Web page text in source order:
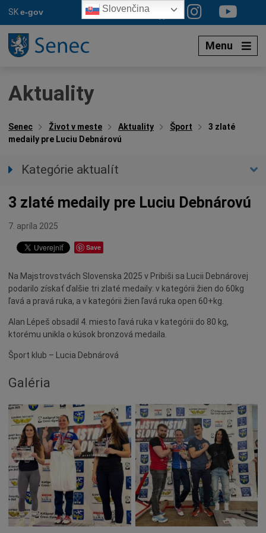
SKe-gov
Menu
Aktuality
Senec Život v meste Aktuality Šport
3 zlaté
medaily pre Luciu Debnárovú
Kategórie aktualít
Spravodajstvo
Parkovacia politika
Kultúra
Dotácie
Údržba
Oznamy
Mestský úrad
Primátor
Otázky a odpovede
Napísali o nás
Osobnosti
História
Ocenenia
Voľby
Šport
3 zlaté medaily pre Luciu Debnárovú
7. apríla 2025
Save
Na Majstrovstvách Slovenska 2025 v Pribiši sa Lucii Debnárovej
podarilo získať ďalšie tri zlaté medaily: v kategórii žien do 60kg
ľavá a pravá ruka, a v kategórii žien ľavá ruka open 60+kg.
Alan Lépeš obsadil 4. miesto ľavá ruka v kategórii do 80 kg,
ktorému unikla o kúsok bronzová medaila.
Šport klub – Lucia Debnárová
Galéria
Slovenčina